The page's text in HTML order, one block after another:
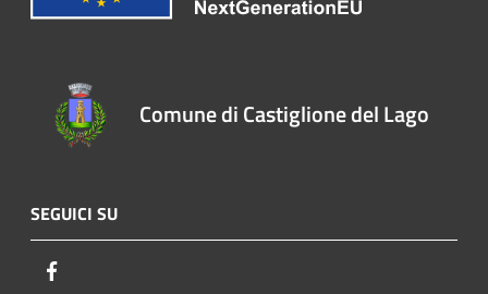
Comune di Castiglione del Lago
SEGUICI SU